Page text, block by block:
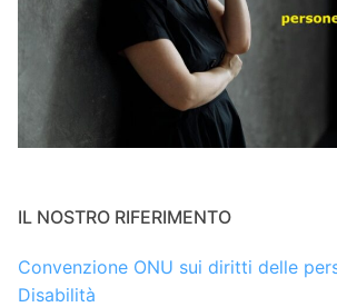
IL NOSTRO RIFERIMENTO
Convenzione ONU sui diritti delle
Disabilità